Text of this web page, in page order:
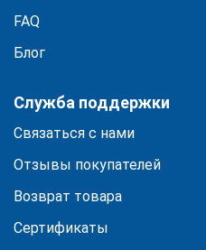
FAQ
Блог
Служба поддержки
Связаться с нами
Отзывы покупателей
Возврат товара
Сертификаты